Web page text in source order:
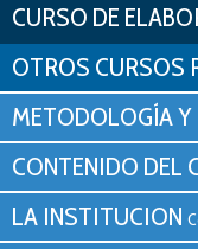
CURSO DE
OTROS CURSOS
METODOLOGÍA Y
CONTENIDO DEL
LA INSTITUCION